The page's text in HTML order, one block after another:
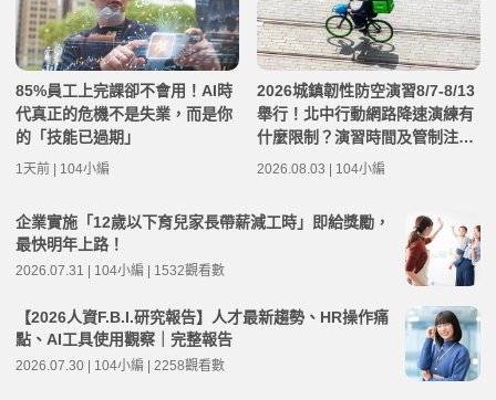
85%員工上完課卻不會用！AI時
代真正的危機不是失業，而是你
的「技能已過期」
1天前 | 104小編
2026城鎮韌性防空演習8/7-8/13
舉行！北中行動網路降速演練有
什麼限制？演習時間及管制注意
事項整理
2026.08.03 | 104小編
企業實施「12歲以下育兒家長帶薪減工時」即給獎勵，
最快明年上路！
2026.07.31 | 104小編 | 1532觀看數
【2026人資F.B.I.研究報告】人才最新趨勢、HR操作痛
點、AI工具使用觀察｜完整報告
2026.07.30 | 104小編 | 2258觀看數